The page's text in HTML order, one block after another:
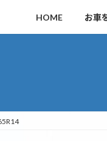
HOME お車